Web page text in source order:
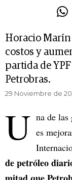
Horacio
costos y
partida de
Petrobras.
29 Noviembre de
U na de las
es
de petróleo